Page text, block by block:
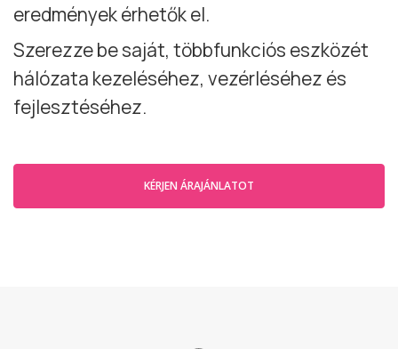
eredmények érhetők el.
Szerezze be saját, többfunkciós eszközét
hálózata kezeléséhez, vezérléséhez és
fejlesztéséhez.
KÉRJEN ÁRAJÁNLATOT